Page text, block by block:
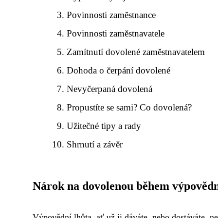
Povinnosti zaměstnance
Povinnosti zaměstnavatele
Zamítnutí dovolené zaměstnavatelem
Dohoda o čerpání dovolené
Nevyčerpaná dovolená
Propustíte se sami? Co dovolená?
Užitečné tipy a rady
Shrnutí a závěr
Nárok na dovolenou během